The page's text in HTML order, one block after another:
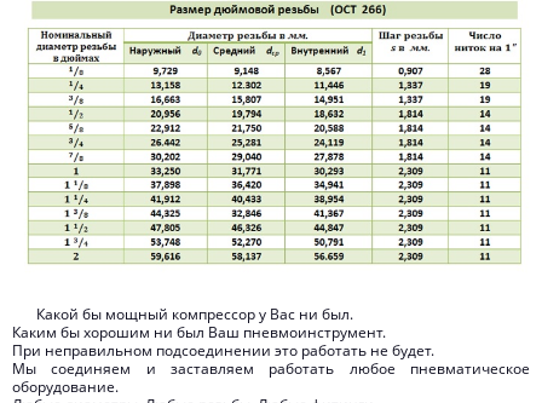
Какой бы мощный компрессор у Вас ни был.
Каким бы хорошим ни был Ваш пневмоинструмент.
При неправильном подсоединении это работать не будет.
Мы соединяем и заставляем работать любое пневматическое
оборудование.